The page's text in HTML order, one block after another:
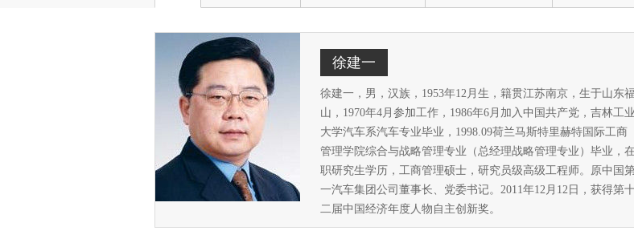
徐建一
徐建一，男，汉族，1953年12月生，籍贯江苏南京，生于山东福
山，1970年4月参加工作，1986年6月加入中国共产党，吉林工业
大学汽车系汽车专业毕业，1998.09荷兰马斯特里赫特国际工商
管理学院综合与战略管理专业（总经理战略管理专业）毕业，
职研究生学历，工商管理硕士，研究员级高级工程师。原中国
一汽车集团公司董事长、党委书记。2011年12月12日，获得第
二届中国经济年度人物自主创新奖。